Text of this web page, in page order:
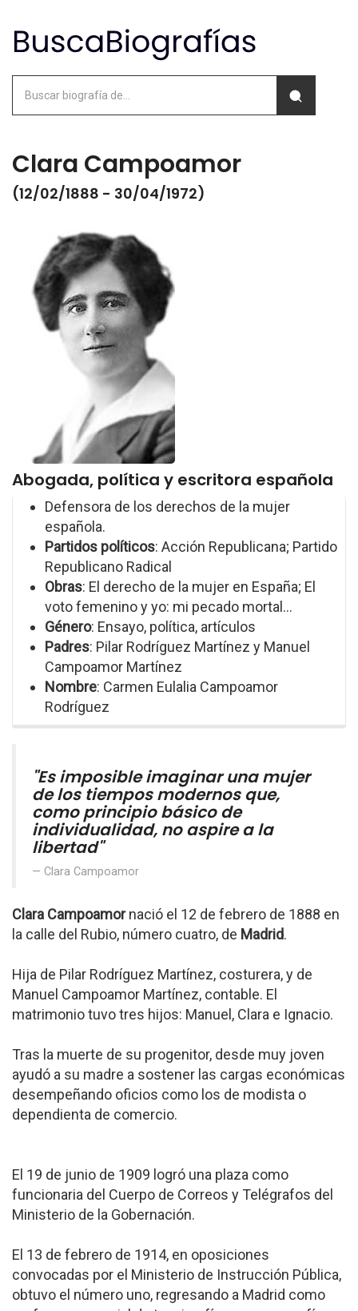
Clara Campoamor
(12/02/1888 - 30/04/1972)
Abogada, política y escritora española
Defensora de los derechos de la mujer
española.
Partidos políticos: Acción Republicana; Partido
Republicano Radical
Obras: El derecho de la mujer en España; El
voto femenino y yo: mi pecado mortal...
Género: Ensayo, política, artículos
Padres: Pilar Rodríguez Martínez y Manuel
Campoamor Martínez
Nombre: Carmen Eulalia Campoamor
Rodríguez
"Es imposible imaginar una mujer
de los tiempos modernos que,
como principio básico de
individualidad, no aspire a la
libertad"
Clara Campoamor
Clara Campoamornació el 12 de febrero de 1888 en
la calle del Rubio, número cuatro, de Madrid.
Hija de Pilar Rodríguez Martínez, costurera, y de
Manuel Campoamor Martínez, contable. El
matrimonio tuvo tres hijos: Manuel, Clara e Ignacio.
Tras la muerte de su progenitor, desde muy joven
ayudó a su madre a sostener las cargas económicas
desempeñando oficios como los de modista o
dependienta de comercio.
El 19 de junio de 1909 logró una plaza como
funcionaria del Cuerpo de Correos y Telégrafos del
Ministerio de la Gobernación.
El 13 de febrero de 1914, en oposiciones
convocadas por el Ministerio de Instrucción Pública,
obtuvo el número uno, regresando a Madrid como